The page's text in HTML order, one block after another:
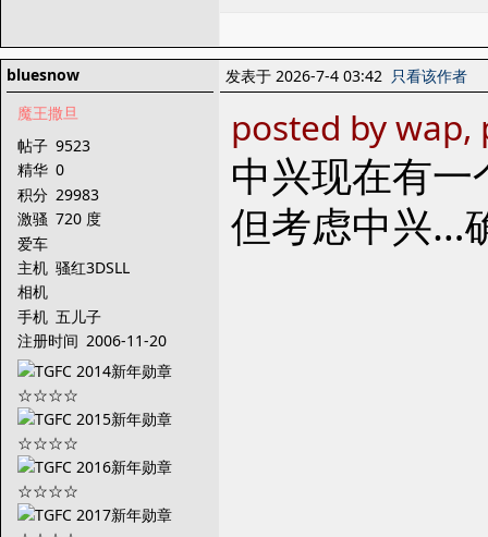
bluesnow
魔王撒旦
帖子 9523
精华 0
积分 29983
激骚 720 度
爱车
主机 骚红3DSLL
相机
手机 五儿子
注册时间 2006-11-20
发表于 2026-7-4 03:42 只看该作者
posted by
中兴现在有
但考虑中兴…